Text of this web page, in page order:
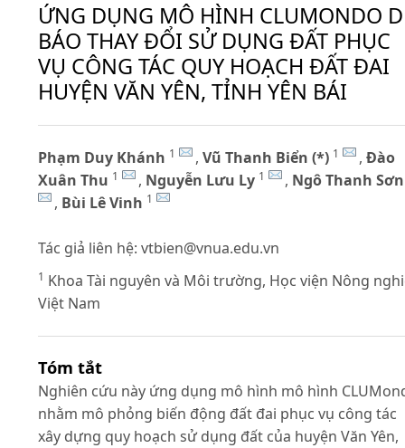
ỨNG DỤNG MÔ HÌNH CLUMONDO
BÁO THAY ĐỔI SỬ DỤNG ĐẤT PHỤC
VỤ CÔNG TÁC QUY HOẠCH ĐẤT ĐAI
HUYỆN VĂN YÊN, TỈNH YÊN BÁI
Phạm Duy Khánh 1 , Vũ Thanh Biển (*) 1 , Đào
Xuân Thu 1 , Nguyễn Lưu Ly 1 , Ngô Thanh Sơn
, Bùi Lê Vinh 1
Tác giả liên hệ: vtbien@vnua.edu.vn
1 Khoa Tài nguyên và Môi trường, Học viện Nông
Việt Nam
Tóm tắt
Nghiên cứu này ứng dụng mô hình mô hình
nhằm mô phỏng biến động đất đai phục vụ công tác
xây dựng quy hoạch sử dụng đất của huyện Văn Yên,